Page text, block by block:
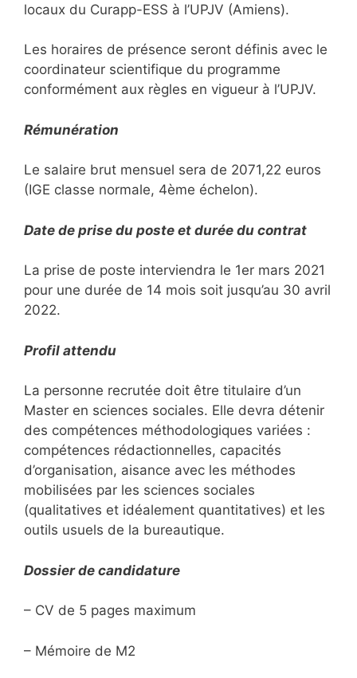
locaux du Curapp-ESS à l’UPJV (Amiens).
Les horaires de présence seront définis avec le
coordinateur scientifique du programme
conformément aux règles en vigueur à l’UPJV.
Rémunération
Le salaire brut mensuel sera de 2071,22 euros
(IGE classe normale, 4ème échelon).
Date de prise du poste et durée du contrat
La prise de poste interviendra le 1er mars 2021
pour une durée de 14 mois soit jusqu’au 30 avril
2022.
Profil attendu
La personne recrutée doit être titulaire d’un
Master en sciences sociales. Elle devra détenir
des compétences méthodologiques variées :
compétences rédactionnelles, capacités
d’organisation, aisance avec les méthodes
mobilisées par les sciences sociales
(qualitatives et idéalement quantitatives) et les
outils usuels de la bureautique.
Dossier de candidature
– CV de 5 pages maximum
– Mémoire de M2